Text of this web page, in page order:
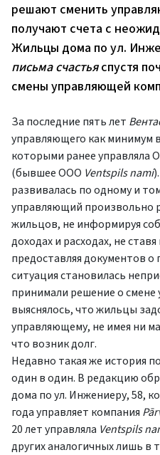
решают сменить
получают счета с
Жильцы дома по ул.
письма счастьяспустя
смены управляющей
За последние пять лет
управляющего как минимум
которыми ранее управляла
(бывшее ООО Ventspils nami
развивалась по одному и
управляющий произвольно
жильцов, не информируя
доходах и расходах, не
предоставляя документов
ситуация становилась
принимали решение о смене
выяснялось, что жильцы
управляющему, не имея ни
что возник долг.
Недавно такая же история
один в один. В редакцию
дома по ул. Инжениеру, 58,
года управляет компания
20 лет управляла Ventspils
других аналогичных лишь